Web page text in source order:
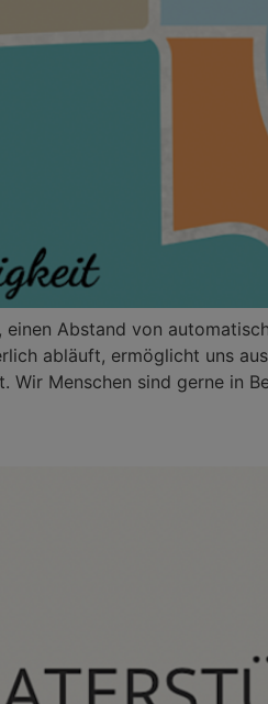
Abstand von
abläuft, ermöglicht uns
Menschen sind gerne in